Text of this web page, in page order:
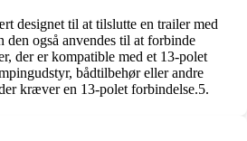
designet til at tilslutte en trailer med
den også anvendes til at forbinde
der er kompatible med et 13-polet
bådtilbehør eller andre
kræver en 13-polet forbindelse.5.